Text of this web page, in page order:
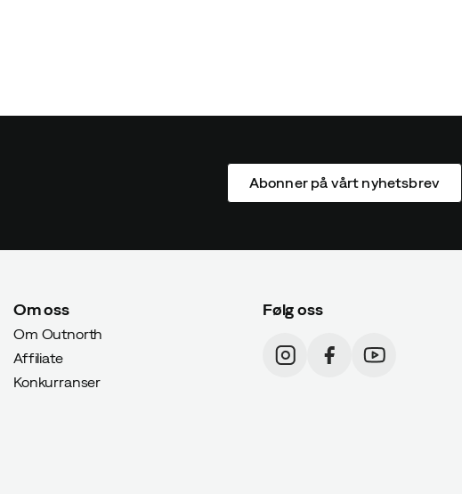
Abonner på vårt nyhetsbrev
Om oss
Om Outnorth
Affiliate
Konkurranser
Følg oss